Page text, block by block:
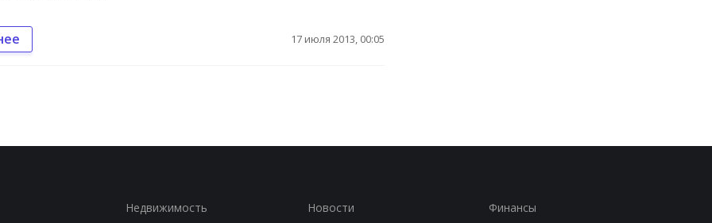
17 июля 2013, 00:05
Недвижимость Новости Финансы